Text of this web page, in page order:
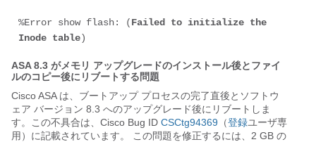
%Error show flash: (Failed to initialize the
Inode table)
ASA 8.3 がメモリ アップグレードのインストール後とファイ
ルのコピー後にリブートする問題
Cisco ASA は、ブートアップ プロセスの完了直後とソフトウ
ェア バージョン 8.3 へのアップグレード後にリブートしま
す。この不具合は、Cisco Bug ID CSCtg94369 （登録ユーザ専
用）に記載されています。 この問題を修正するには、2 GB の